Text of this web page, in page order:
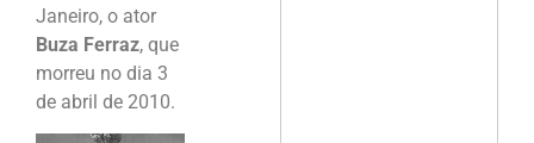
Janeiro, o ator
Buza Ferraz, que
morreu no dia 3
de abril de 2010.